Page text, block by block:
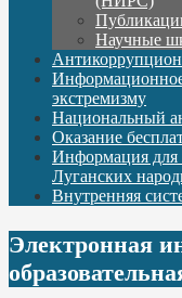
Научные
экстремизму
Национальный
Оказание
Информация для
Луганских
Внутренняя
Электронная